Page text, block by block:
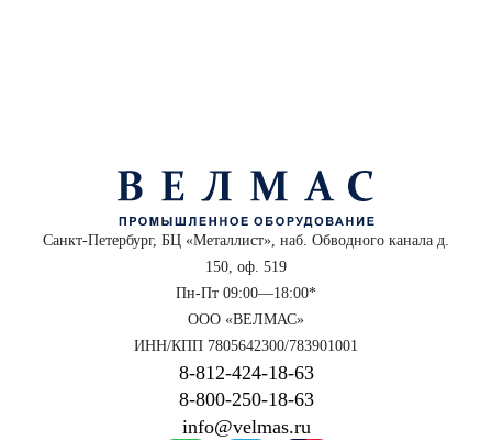
Санкт-Петербург, БЦ «Металлист», наб. Обводного канала д.
150, оф. 519
Пн-Пт 09:00—18:00*
ООО «ВЕЛМАС»
ИНН/КПП 7805642300/783901001
8‑812‑424‑18‑63
8‑800‑250‑18‑63
info@velmas.ru